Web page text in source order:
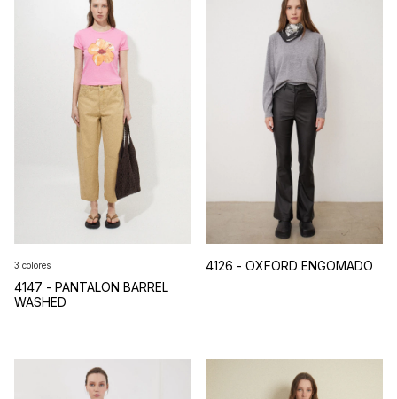
4147 - PANTALON BARREL
WASHED
3 colores 4126 - OXFORD ENGOMADO